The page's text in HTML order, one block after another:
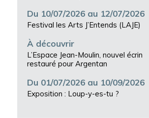
Du 10/07/2026 au 12/07/2026
Festival les Arts J’Entends (LAJE)
À découvrir
L’Espace Jean-Moulin, nouvel écrin
restauré pour Argentan
Du 01/07/2026 au 10/09/2026
Exposition : Loup-y-es-tu ?